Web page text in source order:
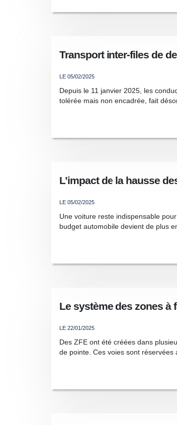
Transport inter-files de
LE 05/02/2025
Depuis le 11 janvier 2025, les
tolérée mais non encadrée, fait
L’impact de la hausse
LE 05/02/2025
Une voiture reste indispensable
budget automobile devient de plus
Le système des zones à
LE 22/01/2025
Des ZFE ont été créées dans
de pointe. Ces voies sont réservées